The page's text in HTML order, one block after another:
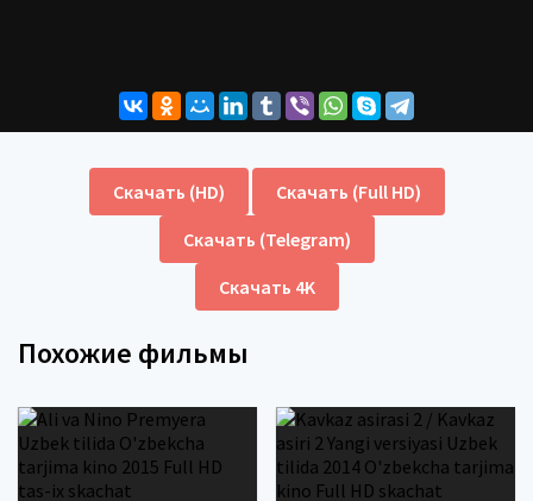
Скачать (HD)
Скачать (Full HD)
Скачать (Telegram)
Скачать 4K
Похожие фильмы